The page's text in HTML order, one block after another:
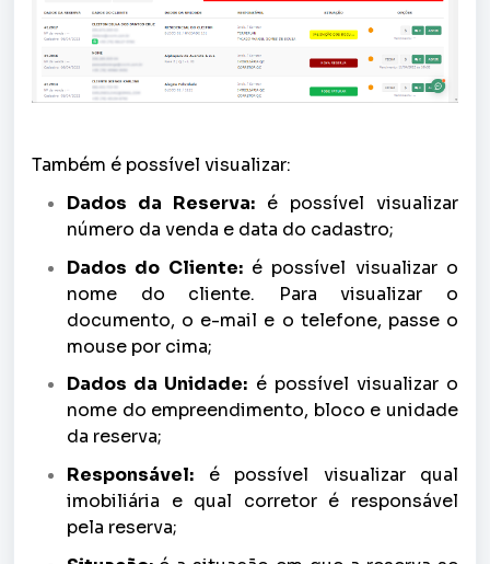
Também é possível visualizar:
Dados da Reserva: é possível visualizar
número da venda e data do cadastro;
Dados do Cliente:é possível visualizar o
nome do cliente. Para visualizar o
documento, o e-mail e o telefone, passe o
mouse por cima;
Dados da Unidade: é possível visualizar o
nome do empreendimento, bloco e unidade
da reserva;
Responsável: é possível visualizar qual
imobiliária e qual corretor é responsável
pela reserva;